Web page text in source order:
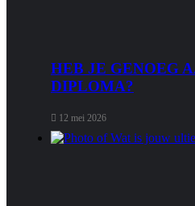
HEB JE GENOEG
DIPLOMA?
12 mei 2026